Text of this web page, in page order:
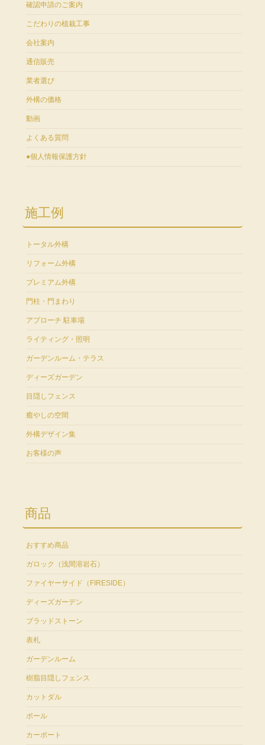
確認申請のご案内
こだわりの植栽工事
会社案内
通信販売
業者選び
外構の価格
動画
よくある質問
●個人情報保護方針
施工例
トータル外構
リフォーム外構
プレミアム外構
門柱・門まわり
アプローチ 駐車場
ライティング・照明
ガーデンルーム・テラス
ディーズガーデン
目隠しフェンス
癒やしの空間
外構デザイン集
お客様の声
商品
おすすめ商品
ガロック（浅間溶岩石）
ファイヤーサイド（FIRESIDE）
ディーズガーデン
ブラッドストーン
表札
ガーデンルーム
樹脂目隠しフェンス
カットダル
ポール
カーポート